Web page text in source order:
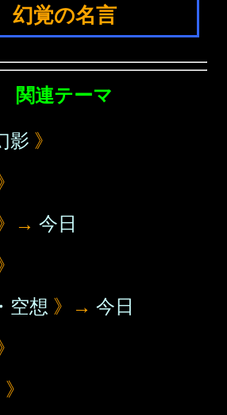
幻覚の名言
関連テーマ
影 》
→ 今日
空想 》→ 今日
》